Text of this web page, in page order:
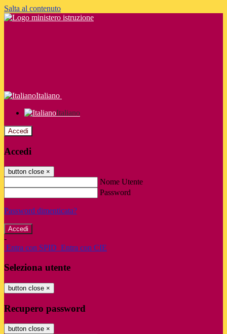
Salta al contenuto
Italiano
Italiano
Accedi
Accedi
button close ×
Nome Utente
Password
Password dimenticata?
-
Entra con SPID Entra con CIE
Seleziona utente
button close ×
Recupero password
button close ×